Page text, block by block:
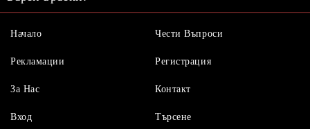
Начало
Рекламации
За Нас
Вход
Чести Въпроси
Регистрация
Контакт
Търсене